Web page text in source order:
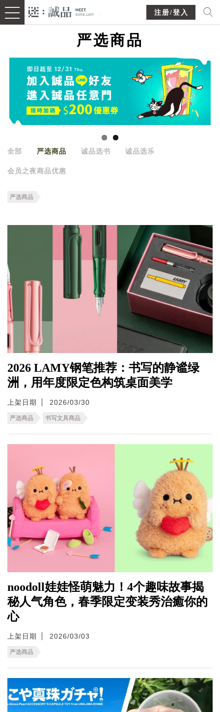
注册/登入
严选商品
全部 严选商品 诚品选书 诚品选乐
会员之夜商品优惠
严选商品
2026 LAMY钢笔推荐：书写的静谧绿
洲，用年度限定色构筑桌面美学
上架日期 2026/03/30
严选商品 书写文具商品
noodoll娃娃怪萌魅力！4个趣味故事揭
秘人气角色，春季限定变装秀治癒你的
心
上架日期 2026/03/03
严选商品